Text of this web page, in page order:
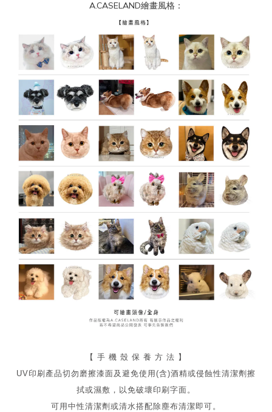
A.CASELAND繪畫風格：
【 手 機 殼 保 養 方 法 】
UV印刷產品切勿磨擦漆面及 避免使用(含)酒精或侵蝕性清潔劑擦
拭或濕敷，以免破壞印刷字面。
可用中性清潔劑或清水搭配除塵布清潔即可。